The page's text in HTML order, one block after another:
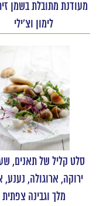
מעודנת מתובלת בשמן
לימון וצ'ילי
סלט קליל של תאנים,
ירוקה, ארוגולה, נענע,
מלך וגבינה צפתית